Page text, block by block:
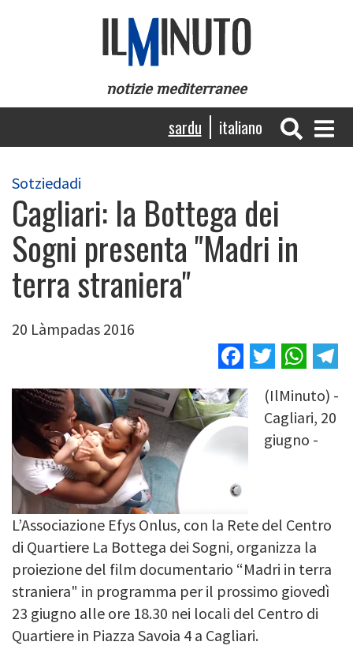
notizie mediterranee
Navigazione
principale
sardu italiano
Sotziedadi
Cagliari: la Bottega dei
Sogni presenta "Madri in
terra straniera"
20 Làmpadas 2016
Facebook
Twitter
Image
(IlMinuto) -
Cagliari, 20
giugno -
L’Associazione Efys Onlus, con la Rete del Centro
di Quartiere La Bottega dei Sogni, organizza la
proiezione del film documentario “Madri in terra
straniera" in programma per il prossimo giovedì
23 giugno alle ore 18.30 nei locali del Centro di
Quartiere in Piazza Savoia 4 a Cagliari.